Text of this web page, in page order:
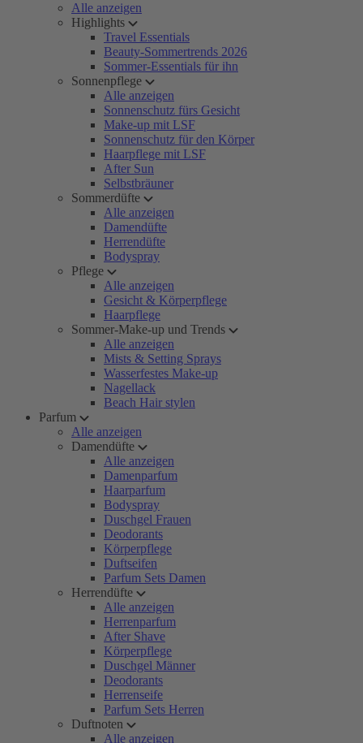
Alle anzeigen
Highlights
Travel Essentials
Beauty-Sommertrends 2026
Sommer-Essentials für ihn
Sonnenpflege
Alle anzeigen
Sonnenschutz fürs Gesicht
Make-up mit LSF
Sonnenschutz für den Körper
Haarpflege mit LSF
After Sun
Selbstbräuner
Sommerdüfte
Alle anzeigen
Damendüfte
Herrendüfte
Bodyspray
Pflege
Alle anzeigen
Gesicht & Körperpflege
Haarpflege
Sommer-Make-up und Trends
Alle anzeigen
Mists & Setting Sprays
Wasserfestes Make-up
Nagellack
Beach Hair stylen
Parfum
Alle anzeigen
Damendüfte
Alle anzeigen
Damenparfum
Haarparfum
Bodyspray
Duschgel Frauen
Deodorants
Körperpflege
Duftseifen
Parfum Sets Damen
Herrendüfte
Alle anzeigen
Herrenparfum
After Shave
Körperpflege
Duschgel Männer
Deodorants
Herrenseife
Parfum Sets Herren
Duftnoten
Alle anzeigen